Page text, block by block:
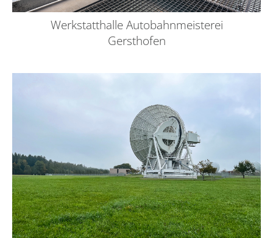
Werkstatthalle Autobahnmeisterei
Gersthofen